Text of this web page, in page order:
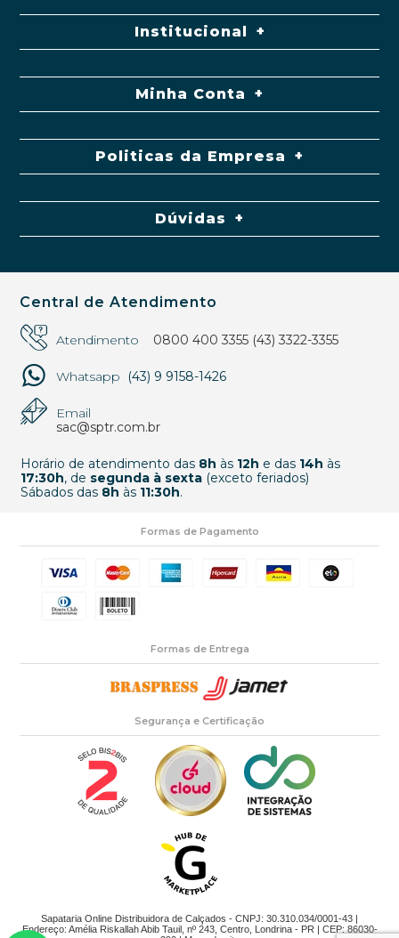
Institucional
Minha Conta
Politicas da Empresa
Dúvidas
Central de Atendimento
Atendimento 0800 400 3355 (43) 3322-3355
Whatsapp (43) 9 9158-1426
Email
sac@sptr.com.br
Horário de atendimento das 8h às 12h e das 14h às
17:30h, de segunda à sexta(exceto feriados)
Sábados das 8h às 11:30h.
Formas de Pagamento
Formas de Entrega
Segurança e Certificação
Sapataria Online Distribuidora de Calçados - CNPJ: 30.310.034/0001-43 |
Endereço: Amélia Riskallah Abib Tauil, nº 243, Centro, Londrina - PR | CEP: 86030-